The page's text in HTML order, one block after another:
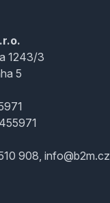
1243/3
5
908, info@b2m.cz